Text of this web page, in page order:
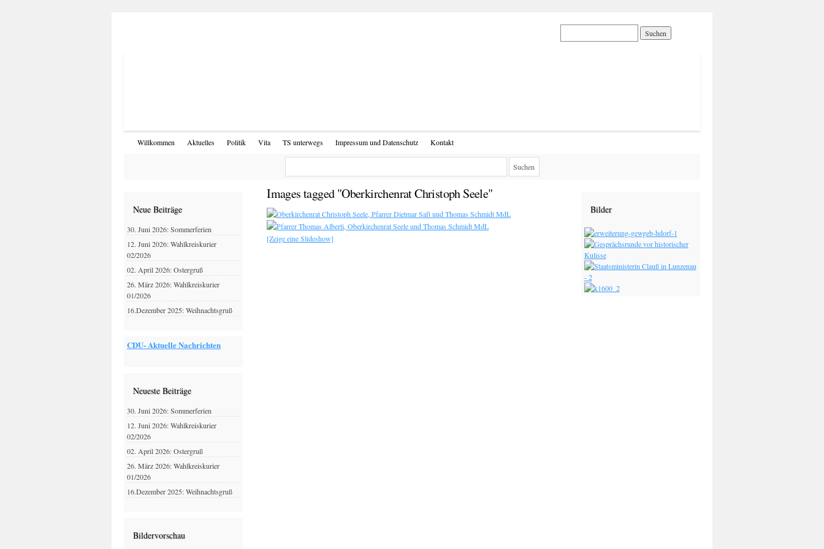
Willkommen Aktuelles Politik Vita TS unterwegs Impressum und Datenschutz Kontakt
Images tagged "Oberkirchenrat Christoph Seele"
[Zeige eine Slideshow]
Neue Beiträge
30. Juni 2026: Sommerferien
12. Juni 2026: Wahlkreiskurier
02/2026
02. April 2026: Ostergruß
26. März 2026: Wahlkreiskurier
01/2026
16.Dezember 2025: Weihnachtsgruß
CDU- Aktuelle Nachrichten
Neueste Beiträge
30. Juni 2026: Sommerferien
12. Juni 2026: Wahlkreiskurier
02/2026
02. April 2026: Ostergruß
26. März 2026: Wahlkreiskurier
01/2026
16.Dezember 2025: Weihnachtsgruß
Bildervorschau
Bilder